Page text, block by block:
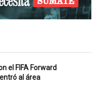
el FIFA Forward
al área